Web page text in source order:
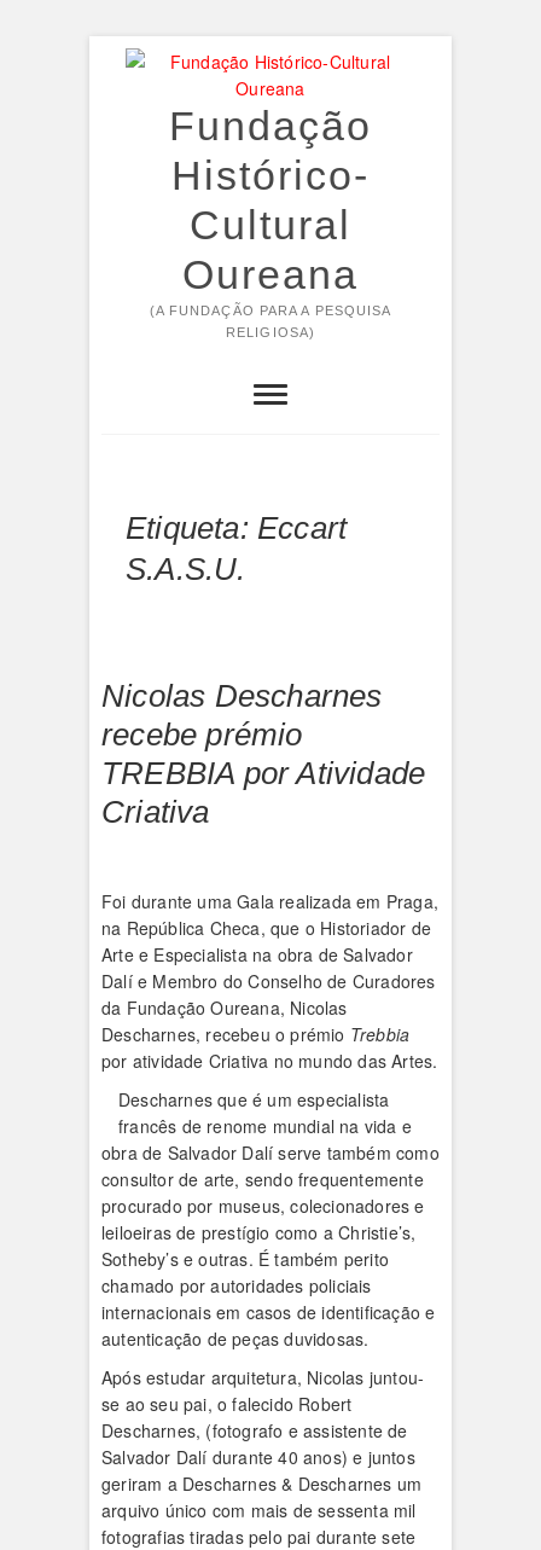
Fundação
Histórico-
Cultural
Oureana
(A FUNDAÇÃO PARA A PESQUISA
RELIGIOSA)
Etiqueta: Eccart
S.A.S.U.
Nicolas Descharnes
recebe prémio
TREBBIA por Atividade
Criativa
Foi durante uma Gala realizada em Praga,
na República Checa, que o Historiador de
Arte e Especialista na obra de Salvador
Dalí e Membro do Conselho de Curadores
da Fundação Oureana, Nicolas
Descharnes, recebeu o prémio Trebbia
por atividade Criativa no mundo das Artes.
Descharnes que é um especialista
francês de renome mundial na vida e
obra de Salvador Dalí serve também como
consultor de arte, sendo frequentemente
procurado por museus, colecionadores e
leiloeiras de prestígio como a Christie’s,
Sotheby’s e outras. É também perito
chamado por autoridades policiais
internacionais em casos de identificação e
autenticação de peças duvidosas.
Após estudar arquitetura, Nicolas juntou-
se ao seu pai, o falecido Robert
Descharnes, (fotografo e assistente de
Salvador Dalí durante 40 anos) e juntos
geriram a Descharnes & Descharnes um
arquivo único com mais de sessenta mil
fotografias tiradas pelo pai durante sete